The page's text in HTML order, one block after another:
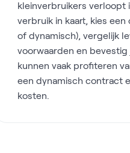
kleinverbruikers verloopt
verbruik in kaart, kies
of dynamisch), vergelijk
voorwaarden en bevestig
kunnen vaak profiteren
een dynamisch contract
kosten.